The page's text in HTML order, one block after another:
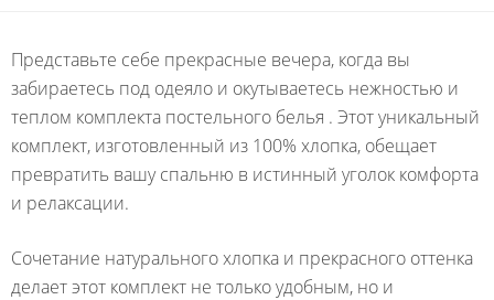
Представьте себе прекрасные вечера, когда вы
забираетесь под одеяло и окутываетесь нежностью и
теплом комплекта постельного белья . Этот уникальный
комплект, изготовленный из 100% хлопка, обещает
превратить вашу спальню в истинный уголок комфорта
и релаксации.
Сочетание натурального хлопка и прекрасного оттенка
делает этот комплект не только удобным, но и